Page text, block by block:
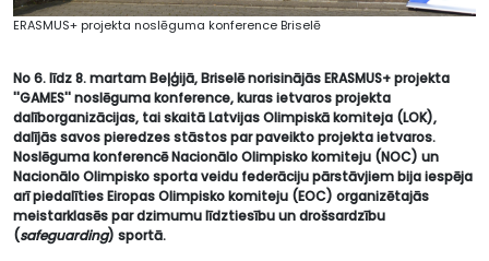
ERASMUS+ projekta noslēguma konference Briselē
No 6. līdz 8. martam Beļģijā, Briselē norisinājās ERASMUS+ projekta
''GAMES'' noslēguma konference, kuras ietvaros projekta
dalīborganizācijas, tai skaitā Latvijas Olimpiskā komiteja (LOK),
dalījās savos pieredzes stāstos par paveikto projekta ietvaros.
Noslēguma konferencē Nacionālo Olimpisko komiteju (NOC) un
Nacionālo Olimpisko sporta veidu federāciju pārstāvjiem bija iespēja
arī piedalīties Eiropas Olimpisko komiteju (EOC) organizētajās
meistarklasēs par dzimumu līdztiesību un drošsardzību
(safeguarding) sportā.